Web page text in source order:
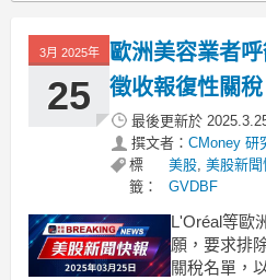
理產品的製
是，消費者
增長仍然脆
3月 2025年
25
歐洲美容業者
徵收報復性關稅
最後更新於
撰文者： CMoney 研
標
籤：
美股,美股新聞
GVDBF
L'Oréal等歐
願，要求排
關稅名單，